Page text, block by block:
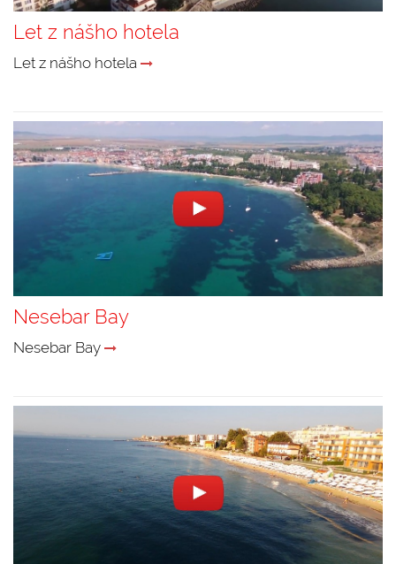
Let z nášho hotela
Let z nášho hotela
Nesebar Bay
Nesebar Bay